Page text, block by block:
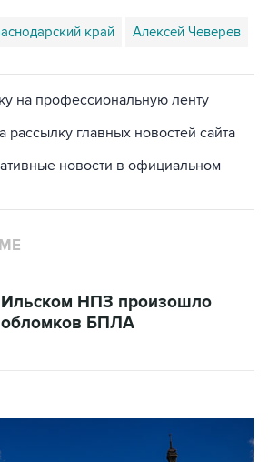
край Алексей Чеверев
на профессиональную ленту
рассылку главных новостей сайта
новости в официальном
Ильском НПЗ произошло
обломков БПЛА